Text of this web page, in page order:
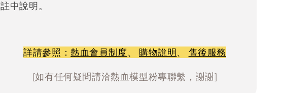
註中說明。
詳請參照：熱血會員制度、 購物說明、 售後服務
[如有任何疑問請洽熱血模型粉專聯繫，謝謝]